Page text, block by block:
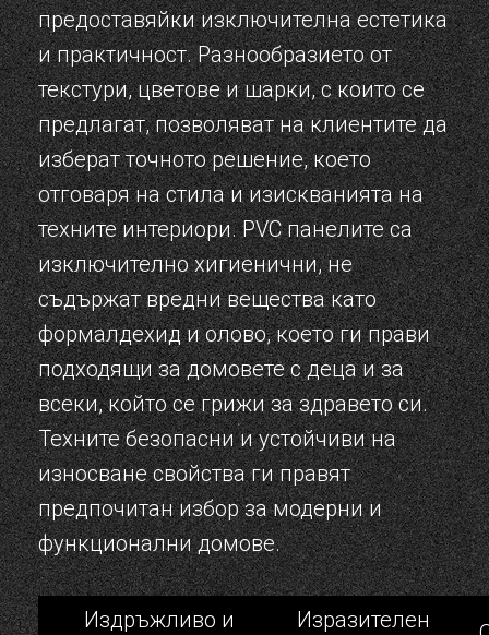
предоставяйки изключителна естетика
и практичност. Разнообразието от
текстури, цветове и шарки, с които се
предлагат, позволяват на клиентите да
изберат точното решение, което
отговаря на стила и изискванията на
техните интериори. PVC панелите са
изключително хигиенични, не
съдържат вредни вещества като
формалдехид и олово, което ги прави
подходящи за домовете с деца и за
всеки, който се грижи за здравето си.
Техните безопасни и устойчиви на
износване свойства ги правят
предпочитан избор за модерни и
функционални домове.
Издръжливо и
Изразителен